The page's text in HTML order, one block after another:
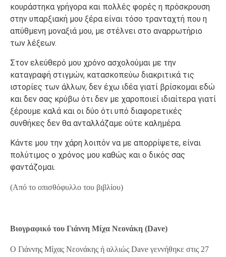
κουράστηκα γρήγορα και πολλές φορές η πρόσκρουση
στην υπαρξιακή μου ξέρα είναι τόσο τρανταχτή που η
απύθμενη μοναξιά μου, με στέλνει στο αναρρωτήριο
των λέξεων.
Στον ελεύθερό μου χρόνο ασχολούμαι με την
καταγραφή στιγμών, κατασκοπεύω διακριτικά τις
ιστορίες των άλλων, δεν έχω ιδέα γιατί βρίσκομαι εδώ
και δεν σας κρύβω ότι δεν με χαροποιεί ιδιαίτερα γιατί
ξέρουμε καλά και οι δύο ότι υπό διαφορετικές
συνθήκες δεν θα ανταλλάζαμε ούτε καλημέρα.
Κάντε μου την χάρη λοιπόν να με απορρίψετε, είναι
πολύτιμος ο χρόνος μου καθώς και ο δικός σας
φαντάζομαι.
(Από το οπισθόφυλλο του βιβλίου)
Βιογραφικό του Γιάννη Μίχα Νεονάκη (Dave)
Ο Γιάννης Μίχας Νεονάκης ή αλλιώς Dave γεννήθηκε στις 27